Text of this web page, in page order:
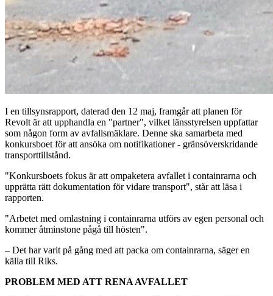
I en tillsynsrapport, daterad den 12 maj, framgår att planen för
Revolt är att upphandla en "partner", vilket länsstyrelsen uppfattar
som någon form av avfallsmäklare. Denne ska samarbeta med
konkursboet för att ansöka om notifikationer - gränsöverskridande
transporttillstånd.
"Konkursboets fokus är att ompaketera avfallet i containrarna och
upprätta rätt dokumentation för vidare transport", står att läsa i
rapporten.
"Arbetet med omlastning i containrarna utförs av egen personal och
kommer åtminstone pågå till hösten".
– Det har varit på gång med att packa om containrarna, säger en
källa till Riks.
PROBLEM MED ATT RENA AVFALLET